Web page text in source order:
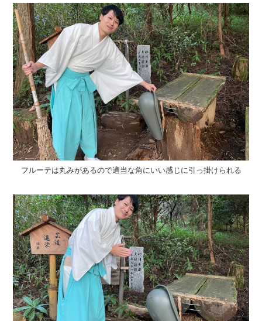
フルーテは丸みがあるので適当な角にいい感じに引っ掛けられる